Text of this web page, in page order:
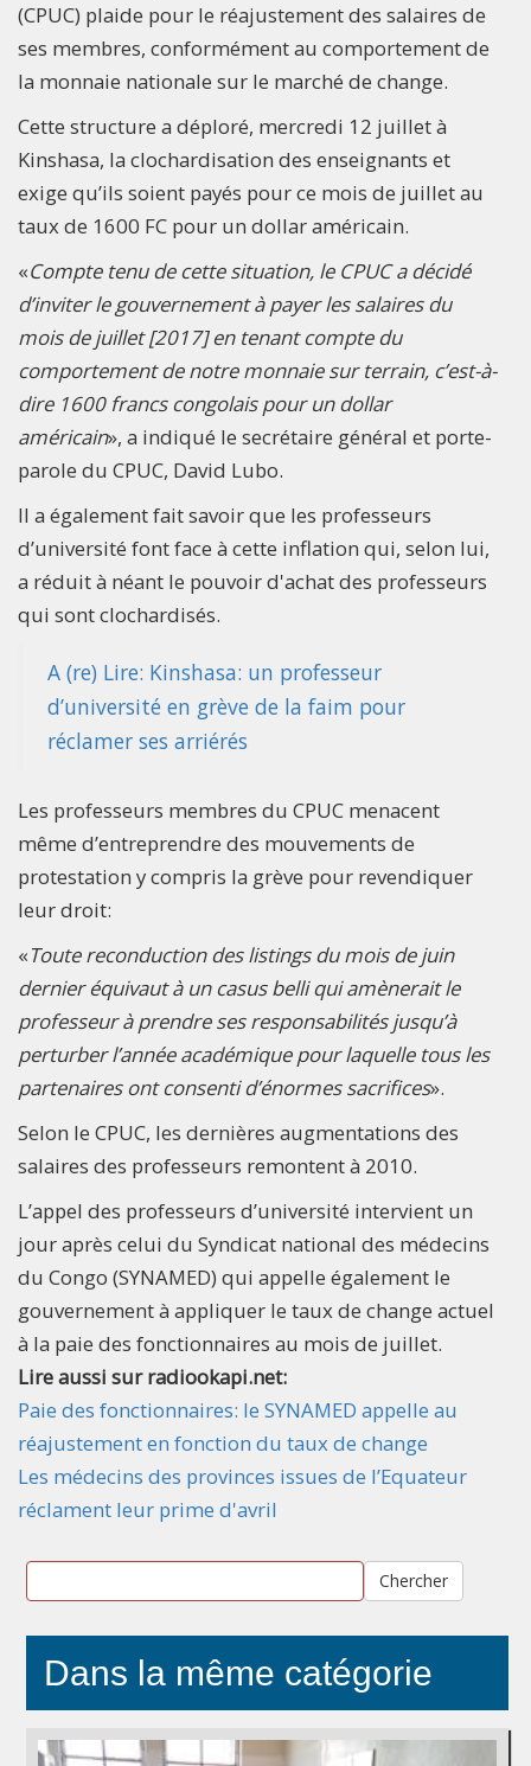
(CPUC) plaide pour le réajustement des salaires de
ses membres, conformément au comportement de
la monnaie nationale sur le marché de change.
Cette structure a déploré, mercredi 12 juillet à
Kinshasa, la clochardisation des enseignants et
exige qu’ils soient payés pour ce mois de juillet au
taux de 1600 FC pour un dollar américain.
«Compte tenu de cette situation, le CPUC a décidé
d’inviter le gouvernement à payer les salaires du
mois de juillet [2017] en tenant compte du
comportement de notre monnaie sur terrain, c’est-à-
dire 1600 francs congolais pour un dollar
américain», a indiqué le secrétaire général et porte-
parole du CPUC, David Lubo.
Il a également fait savoir que les professeurs
d’université font face à cette inflation qui, selon lui,
a réduit à néant le pouvoir d'achat des professeurs
qui sont clochardisés.
A (re) Lire: Kinshasa: un professeur
d’université en grève de la faim pour
réclamer ses arriérés
Les professeurs membres du CPUC menacent
même d’entreprendre des mouvements de
protestation y compris la grève pour revendiquer
leur droit:
«Toute reconduction des listings du mois de juin
dernier équivaut à un casus belli qui amènerait le
professeur à prendre ses responsabilités jusqu’à
perturber l’année académique pour laquelle tous les
partenaires ont consenti d’énormes sacrifices».
Selon le CPUC, les dernières augmentations des
salaires des professeurs remontent à 2010.
L’appel des professeurs d’université intervient un
jour après celui du Syndicat national des médecins
du Congo (SYNAMED) qui appelle également le
gouvernement à appliquer le taux de change actuel
à la paie des fonctionnaires au mois de juillet.
Lire aussi sur radiookapi.net:
Paie des fonctionnaires: le SYNAMED appelle au
réajustement en fonction du taux de change
Les médecins des provinces issues de l’Equateur
réclament leur prime d'avril
Chercher
Dans la même catégorie